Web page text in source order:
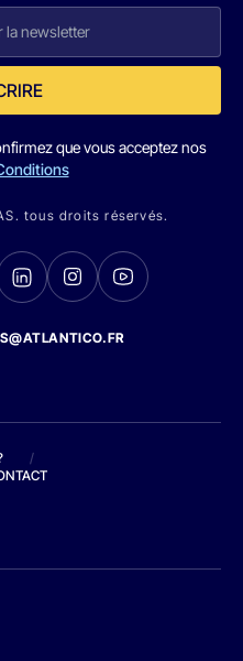
que vous acceptez nos
tous droits réservés.
/